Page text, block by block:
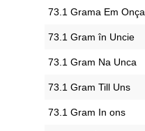
‎73.1 Grama Em Onça
‎73.1 Gram în Uncie
‎73.1 Gram Na Unca
‎73.1 Gram Till Uns
‎73.1 Gram In ons